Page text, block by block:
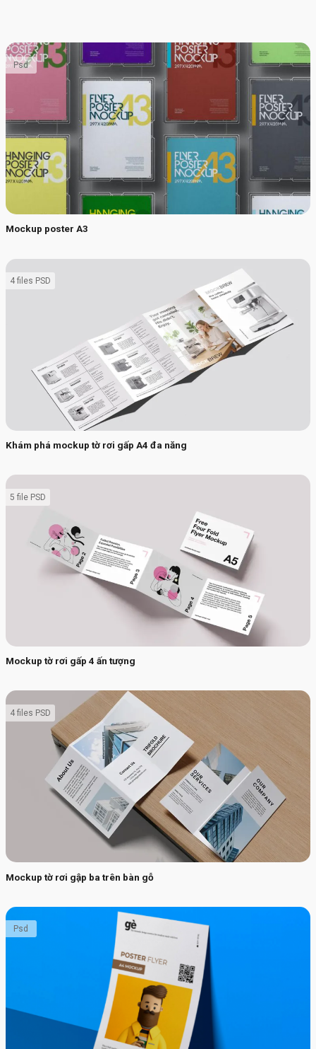
Mockup poster A3
Psd
Khám phá mockup tờ rơi gấp A4 đa năng
4 files PSD
Mockup tờ rơi gấp 4 ấn tượng
5 file PSD
Mockup tờ rơi gập ba trên bàn gỗ
4 files PSD
Psd